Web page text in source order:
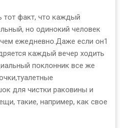
факт, что каждый
но одинокий человек
ежедневно.Даже если он1
каждый вечер ходить
поклонник все же
для чистки раковины и
такие, например, как свое